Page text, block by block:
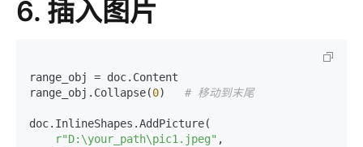
6. 插入图片
range_obj = doc.Content
range_obj.Collapse(0) # 移动到末尾
doc.InlineShapes.AddPicture(
r"D:\your_path\pic1.jpeg" ,